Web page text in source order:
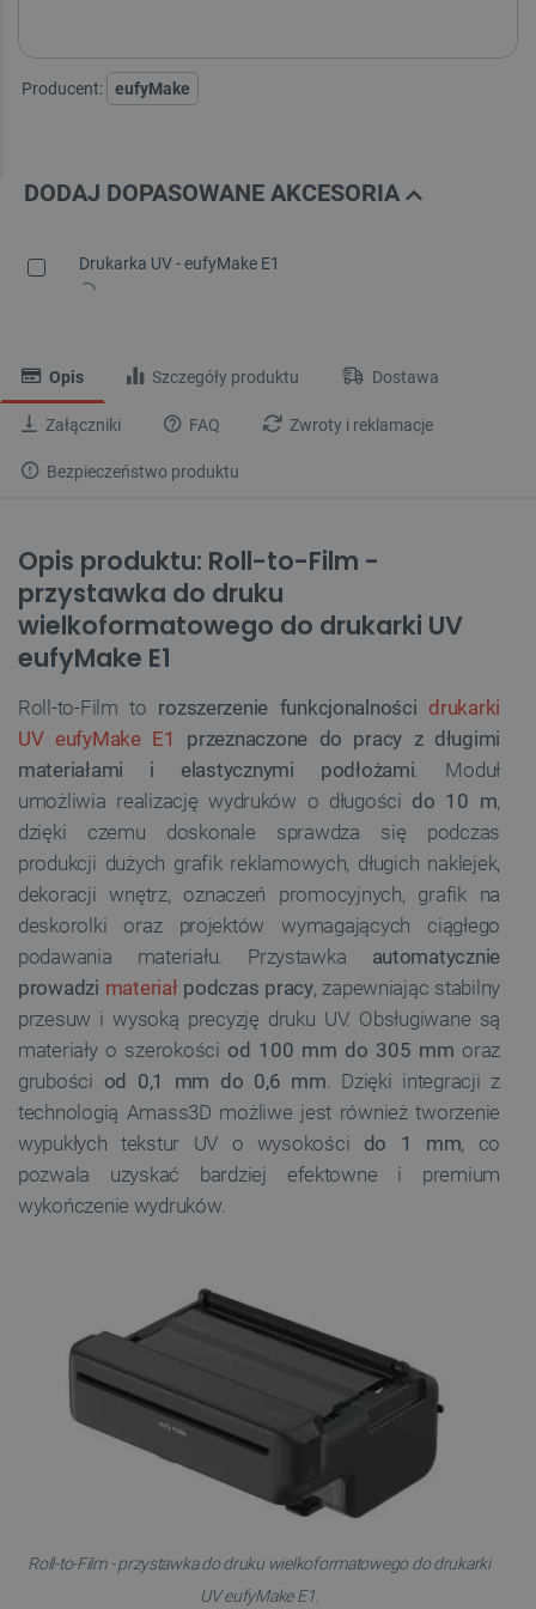
Producent: eufyMake
DODAJ DOPASOWANE AKCESORIA
Drukarka UV - eufyMake E1
Opis Szczegóły produktu Dostawa
Załączniki FAQ Zwroty i reklamacje
Bezpieczeństwo produktu
Opis produktu: Roll-to-Film -
przystawka do druku
wielkoformatowego do drukarki UV
eufyMake E1
Roll-to-Film to rozszerzenie funkcjonalności drukarki
UV eufyMake E1
przeznaczone do pracy z długimi
materiałami i elastycznymi podłożami . Moduł
umożliwia realizację wydruków o długości do 10 m,
dzięki czemu doskonale sprawdza się podczas
produkcji dużych grafik reklamowych, długich naklejek,
dekoracji wnętrz, oznaczeń promocyjnych, grafik na
deskorolki oraz projektów wymagających ciągłego
podawania materiału. Przystawka automatycznie
prowadzi materiałpodczas pracy, zapewniając stabilny
przesuw i wysoką precyzję druku UV. Obsługiwane są
materiały o szerokości od 100 mm do 305 mm oraz
grubości od 0,1 mm do 0,6 mm . Dzięki integracji z
technologią Amass3D możliwe jest również tworzenie
wypukłych tekstur UV o wysokości do 1 mm, co
pozwala uzyskać bardziej efektowne i premium
wykończenie wydruków.
Roll-to-Film - przystawka do druku wielkoformatowego do drukarki
UV eufyMake E1.